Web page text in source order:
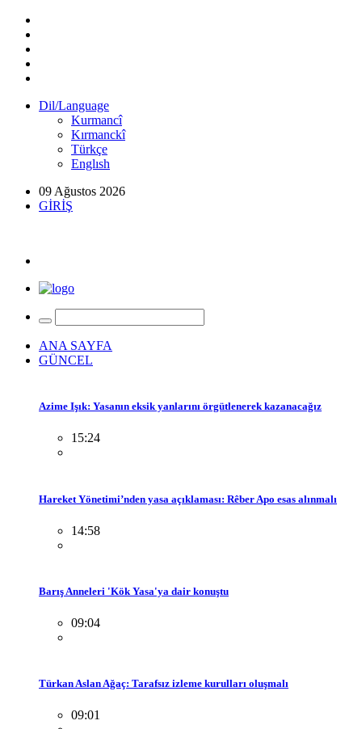
Dil/Language
Kurmancî
Kırmanckî
Türkçe
Englısh
09 Ağustos 2026
GİRİŞ
ANA SAYFA
GÜNCEL
Azime Işık: Yasanın eksik yanlarını örgütlenerek kazanacağız
15:24
Hareket Yönetimi’nden yasa açıklaması: Rêber Apo esas alınmalı
14:58
Barış Anneleri 'Kök Yasa'ya dair konuştu
09:04
Türkan Aslan Ağaç: Tarafsız izleme kurulları oluşmalı
09:01